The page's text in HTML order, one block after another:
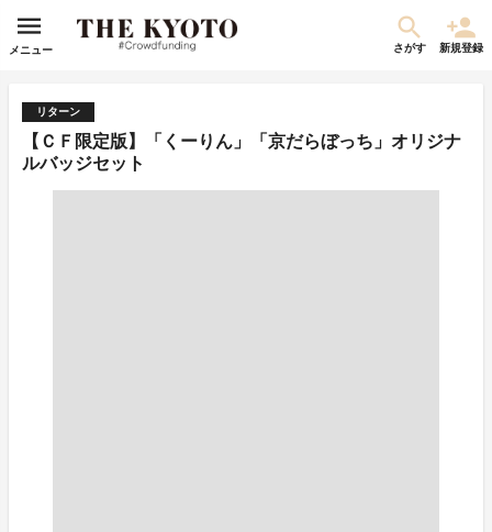
メニュー さがす 新規登録
リターン
【ＣＦ限定版】「くーりん」「京だらぼっち」オリジナ
ルバッジセット